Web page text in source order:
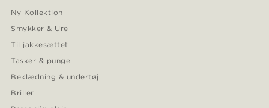
Ny Kollektion
Smykker & Ure
Til jakkesættet
Tasker & punge
Beklædning & undertøj
Briller